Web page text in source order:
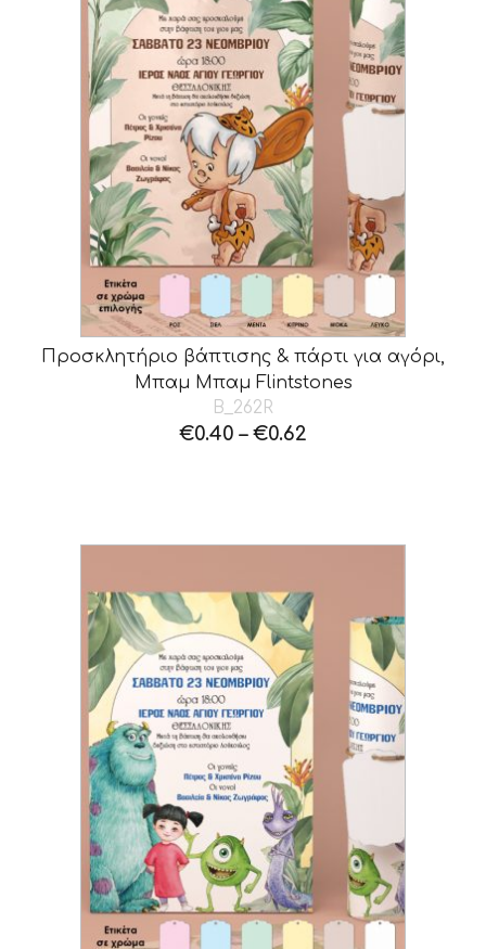
Προσκλητήριο βάπτισης & πάρτι για αγόρι,
Μπαμ Μπαμ Flintstones
B_262R
€0.40 – €0.62